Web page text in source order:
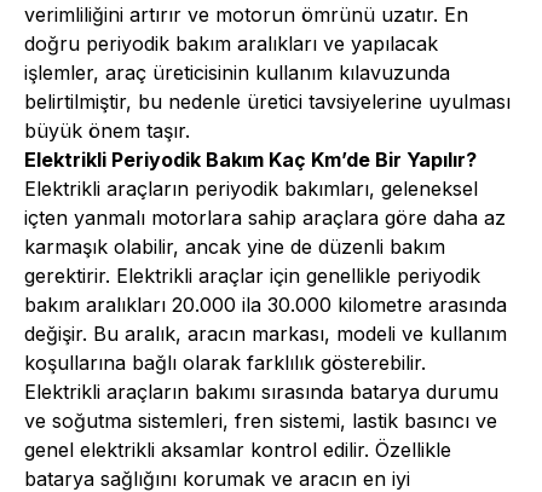
verimliliğini artırır ve motorun ömrünü uzatır. En
doğru periyodik bakım aralıkları ve yapılacak
işlemler, araç üreticisinin kullanım kılavuzunda
belirtilmiştir, bu nedenle üretici tavsiyelerine uyulması
büyük önem taşır.
Elektrikli Periyodik Bakım Kaç Km’de Bir Yapılır?
Elektrikli araçların periyodik bakımları, geleneksel
içten yanmalı motorlara sahip araçlara göre daha az
karmaşık olabilir, ancak yine de düzenli bakım
gerektirir. Elektrikli araçlar için genellikle periyodik
bakım aralıkları 20.000 ila 30.000 kilometre arasında
değişir. Bu aralık, aracın markası, modeli ve kullanım
koşullarına bağlı olarak farklılık gösterebilir.
Elektrikli araçların bakımı sırasında batarya durumu
ve soğutma sistemleri, fren sistemi, lastik basıncı ve
genel elektrikli aksamlar kontrol edilir. Özellikle
batarya sağlığını korumak ve aracın en iyi